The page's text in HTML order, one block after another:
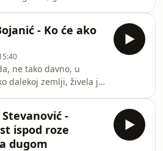
ponašanje, krug
kako ne bi bila toliko
epizodi, tokom
Iriškom vencu, Jovana
o griži savesti, o
kao strategiji
o usamljenosti koja ne
- Ko će ako
ne tako davno, u
dalekoj zemlji, živela je
– kao bajka. Jer
da Natalijin život
tako, i teško je zamisliti
-
ispod roze
dugom